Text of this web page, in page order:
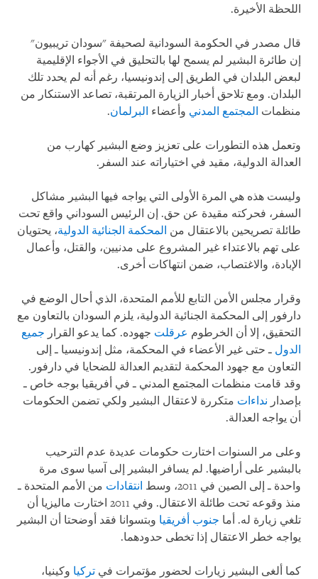
اللحظة الأخيرة.
قال مصدر في الحكومة السودانية لصحيفة "سودان تريبيون"
إن طائرة البشير لم يسمح لها بالتحليق في الأجواء الإقليمية
لبعض البلدان في الطريق إلى إندونيسيا، رغم أنه لم يحدد تلك
البلدان. ومع تلاحق أخبار الزيارة المرتقبة، تصاعد الاستنكار من
منظمات المجتمع المدني وأعضاء البرلمان.
وتعمل هذه التطورات على تعزيز وضع البشير كهارب من
العدالة الدولية، مقيد في اختياراته عند السفر.
وليست هذه هي المرة الأولى التي يواجه فيها البشير مشاكل
السفر، فحركته مقيدة عن حق. إن الرئيس السوداني واقع تحت
طائلة تصريحين بالاعتقال من المحكمة الجنائية الدولية، يحتويان
على تهم بالاعتداء غير المشروع على مدنيين، والقتل، وأعمال
الإبادة، والاغتصاب، ضمن انتهاكات أخرى.
وقرار مجلس الأمن التابع للأمم المتحدة، الذي أحال الوضع في
دارفور إلى المحكمة الجنائية الدولية، يلزم السودان بالتعاون مع
التحقيق، إلا أن الخرطوم عرقلت جهوده. كما يدعو القرار جميع
الدول ـ حتى غير الأعضاء في المحكمة، مثل إندونيسيا ـ إلى
التعاون مع جهود المحكمة لتقديم العدالة للضحايا في دارفور.
وقد قامت منظمات المجتمع المدني ـ في أفريقيا بوجه خاص ـ
بإصدار نداءات متكررة لاعتقال البشير ولكي تضمن الحكومات
أن يواجه العدالة.
وعلى مر السنوات اختارت حكومات عديدة عدم الترحيب
بالبشير على أراضيها. لم يسافر البشير إلى آسيا سوى مرة
واحدة ـ إلى الصين في 2011، وسط
انتقادات من الأمم المتحدة ـ
منذ وقوعه تحت طائلة الاعتقال. وفي 2011 اختارت ماليزيا أن
تلغي زيارة له. أما جنوب أفريقيا وبتسوانا فقد أوضحتا أن البشير
يواجه خطر الاعتقال إذا تخطى حدودهما.
كما ألغى البشير زيارات لحضور مؤتمرات في تركيا وكينيا،